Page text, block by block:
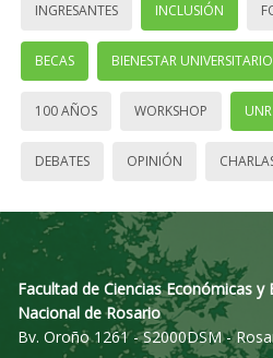
INGRESANTES INCLUSIÓN
BECAS BIENESTAR UNIVERSITARIO
100 AÑOS WORKSHOP UNR
DEBATES OPINIÓN
Facultad de Ciencias Económicas y
Nacional de Rosario
Bv. Oroño 1261 - S2000DSM -